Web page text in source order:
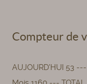
Compteur de
AUJOURD'HUI 53